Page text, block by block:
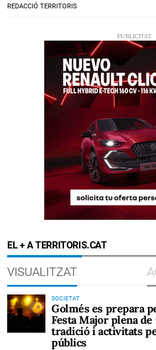
REDACCIÓ TERRITORIS
EL + A TERRITORIS.CAT
VISUALITZAT
SOCIETAT
Golmés es prepara
Festa Major plena de
tradició i activitats
públics